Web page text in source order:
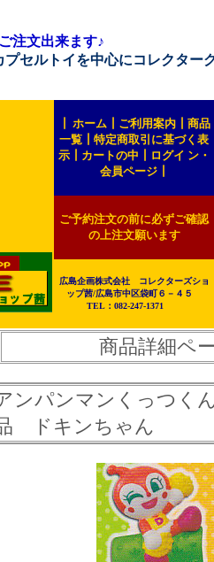
注文出来ます♪
トイを中心にコレクターグッ
ホーム┃ ご利用案内┃ 商品
一覧
特定商取引に基づく表
示┃ カートの中
ログイ ン・
会員ページ┃
ご予約注文の前に必ずご確認
の上注文願います
広島企画株式会社 コレクターズショ
ップ茜/広島市中区袋町６－４５
TEL：082-247-1371
商品詳細ペ
ンパンマンくっつく
ドキンちゃん